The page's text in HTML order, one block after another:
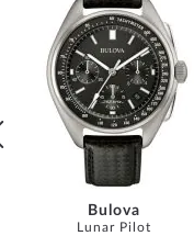
Bulova
Lunar Pilot